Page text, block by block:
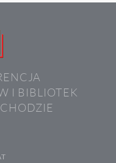
I BIBLIOTEK